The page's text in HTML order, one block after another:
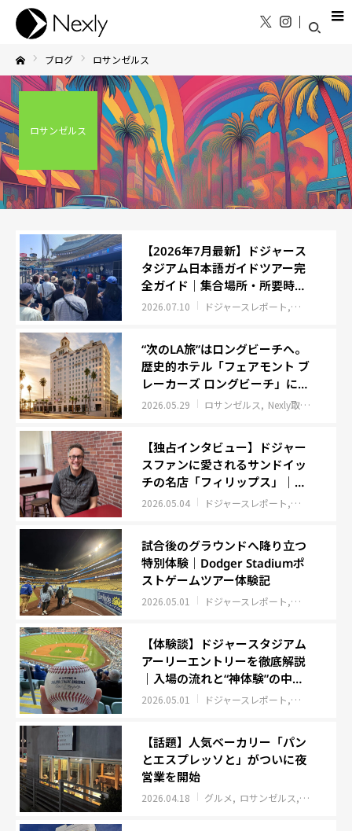
ブログ ロサンゼルス
ロサンゼルス
【2026年7月最新】ドジャース
タジアム日本語ガイドツアー完
全ガイド｜集合場所・所要時
間・見どころ徹底レポート
2026.07.10 ドジャースレポート ロサンゼルス
“次のLA旅”はロングビーチへ。
歴史的ホテル「フェアモント ブ
レーカーズ ロングビーチ」に注
目
2026.05.29 ロサンゼルス Nexly取材班レポート
【独占インタビュー】ドジャー
スファンに愛されるサンドイッ
チの名店「フィリップス」｜フ
レンチディップ発祥のロサンゼ
2026.05.04 ドジャースレポート グルメ
試合後のグラウンドへ降り立つ
特別体験｜Dodger Stadiumポ
ストゲームツアー体験記
2026.05.01 ドジャースレポート ロサンゼルス
【体験談】ドジャースタジアム
アーリーエントリーを徹底解説
｜入場の流れと“神体験”の中身
とは？
2026.05.01 ドジャースレポート ロサンゼルス
【話題】人気ベーカリー「パン
とエスプレッソと」がついに夜
営業を開始
2026.04.18 グルメ ロサンゼルス アメリカ